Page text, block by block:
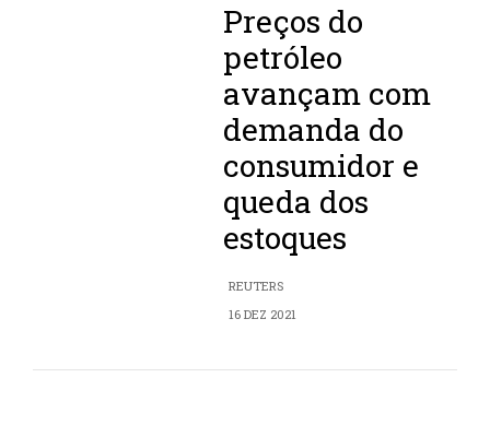
Preços do
petróleo
avançam com
demanda do
consumidor e
queda dos
estoques
REUTERS
16 DEZ 2021